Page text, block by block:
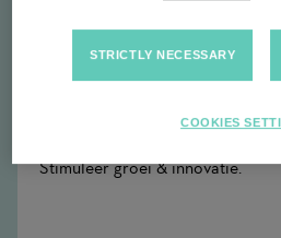
Stimuleer groei & innovatie.
STRICTLY NECESSARY
COOKIES